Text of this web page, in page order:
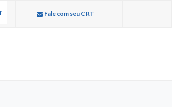
Fale com seu CRT